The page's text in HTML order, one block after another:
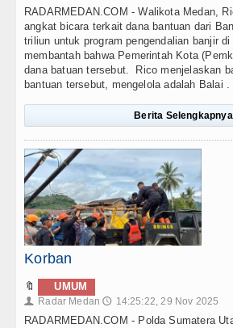
RADARMEDAN.COM - Walikota Medan,
angkat bicara terkait dana bantuan dari
triliun untuk program pengendalian banjir
membantah bahwa Pemerintah Kota
dana batuan tersebut. Rico menjelaskan
bantuan tersebut, mengelola adalah Balai .
Berita Selengkapnya
Korban
🔖 UMUM
👤 Radar Medan 🕔 14:25:22, 29 Nov 2025
RADARMEDAN.COM - Polda Sumatera